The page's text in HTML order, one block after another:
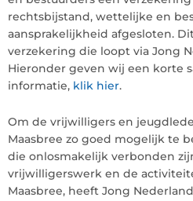
rechtsbijstand, wettelijke en
aansprakelijkheid afgesloten.
verzekering die loopt via Jong
Hieronder geven wij een korte
informatie, klik hier.
Om de vrijwilligers en
Maasbree zo goed mogelijk te
die onlosmakelijk verbonden
vrijwilligerswerk en de
Maasbree, heeft Jong